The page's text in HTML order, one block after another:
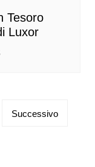
Tesoro
Luxor
Successivo